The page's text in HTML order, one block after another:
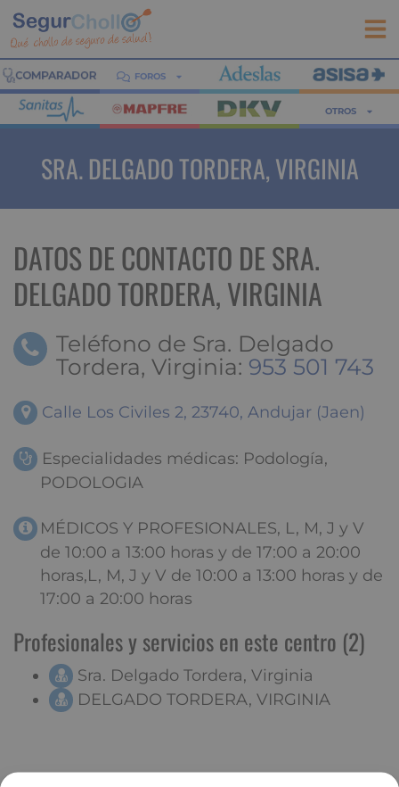
FOROS
OTROS
SRA. DELGADO TORDERA, VIRGINIA
DATOS DE CONTACTO DE SRA.
DELGADO TORDERA, VIRGINIA
Teléfono de Sra. Delgado
Tordera, Virginia: 953 501 743
Calle Los Civiles 2, 23740, Andujar (Jaen)
Especialidades médicas: Podología,
PODOLOGIA
MÉDICOS Y PROFESIONALES, L, M, J y V
de 10:00 a 13:00 horas y de 17:00 a 20:00
horas,L, M, J y V de 10:00 a 13:00 horas y de
17:00 a 20:00 horas
Profesionales y servicios en este centro (2)
Sra. Delgado Tordera, Virginia
DELGADO TORDERA, VIRGINIA